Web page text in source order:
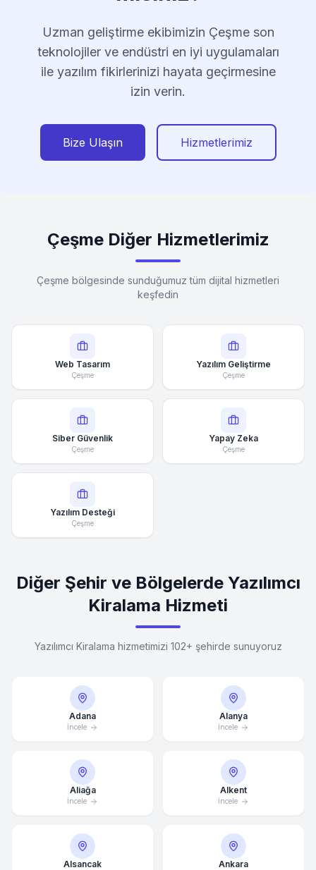
Uzman geliştirme ekibimizin Çeşme son
teknolojiler ve endüstri en iyi uygulamaları
ile yazılım fikirlerinizi hayata geçirmesine
izin verin.
Bize Ulaşın Hizmetlerimiz
Çeşme Diğer Hizmetlerimiz
Çeşme bölgesinde sunduğumuz tüm dijital hizmetleri
keşfedin
Web Tasarım
Çeşme
Yazılım Geliştirme
Çeşme
Siber Güvenlik
Çeşme
Yapay Zeka
Çeşme
Yazılım Desteği
Çeşme
Diğer Şehir ve Bölgelerde Yazılımcı
Kiralama Hizmeti
Yazılımcı Kiralama hizmetimizi 102+ şehirde sunuyoruz
Adana
İncele
Alanya
İncele
Aliağa
İncele
Alkent
İncele
Alsancak Ankara